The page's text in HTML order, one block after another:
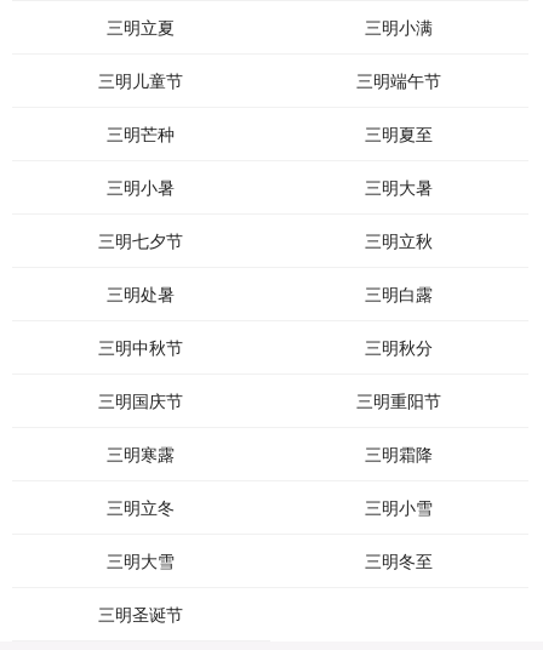
三明立夏 三明小满
三明儿童节 三明端午节
三明芒种 三明夏至
三明小暑 三明大暑
三明七夕节 三明立秋
三明处暑 三明白露
三明中秋节 三明秋分
三明国庆节 三明重阳节
三明寒露 三明霜降
三明立冬 三明小雪
三明大雪 三明冬至
三明圣诞节